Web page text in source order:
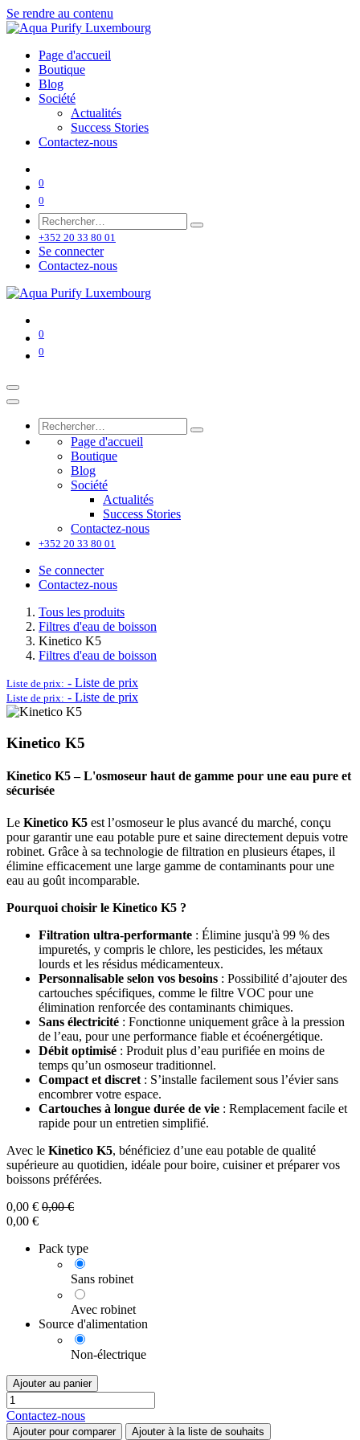
Se rendre au contenu
Page d'accueil
Boutique
Blog
Société
Actualités
Success Stories
Contactez-nous
0
0
+352 20 33 80 01
Se connecter
Contactez-nous
0
0
Page d'accueil
Boutique
Blog
Société
Actualités
Success Stories
Contactez-nous
+352 20 33 80 01
Se connecter
Contactez-nous
Tous les produits
Filtres d'eau de boisson
Kinetico K5
Filtres d'eau de boisson
Liste de prix: - Liste de prix
Liste de prix: - Liste de prix
Kinetico K5
Kinetico K5 – L'osmoseur haut de gamme pour une eau pure et
sécurisée
Le Kinetico K5 est l’osmoseur le plus avancé du marché, conçu
pour garantir une eau potable pure et saine directement depuis votre
robinet. Grâce à sa technologie de filtration en plusieurs étapes, il
élimine efficacement une large gamme de contaminants pour une
eau au goût incomparable.
Pourquoi choisir le Kinetico K5 ?
Filtration ultra-performante : Élimine jusqu'à 99 % des
impuretés, y compris le chlore, les pesticides, les métaux
lourds et les résidus médicamenteux.
Personnalisable selon vos besoins : Possibilité d’ajouter des
cartouches spécifiques, comme le filtre VOC pour une
élimination renforcée des contaminants chimiques.
Sans électricité : Fonctionne uniquement grâce à la pression
de l’eau, pour une performance fiable et écoénergétique.
Débit optimisé : Produit plus d’eau purifiée en moins de
temps qu’un osmoseur traditionnel.
Compact et discret : S’installe facilement sous l’évier sans
encombrer votre espace.
Cartouches à longue durée de vie : Remplacement facile et
rapide pour un entretien simplifié.
Avec le Kinetico K5, bénéficiez d’une eau potable de qualité
supérieure au quotidien, idéale pour boire, cuisiner et préparer vos
boissons préférées.
0,00 € 0,00€
0,00 €
Pack type
Sans robinet
Avec robinet
Source d'alimentation
Non-électrique
Ajouter au panier
Contactez-nous
Ajouter pour comparer Ajouter à la liste de souhaits